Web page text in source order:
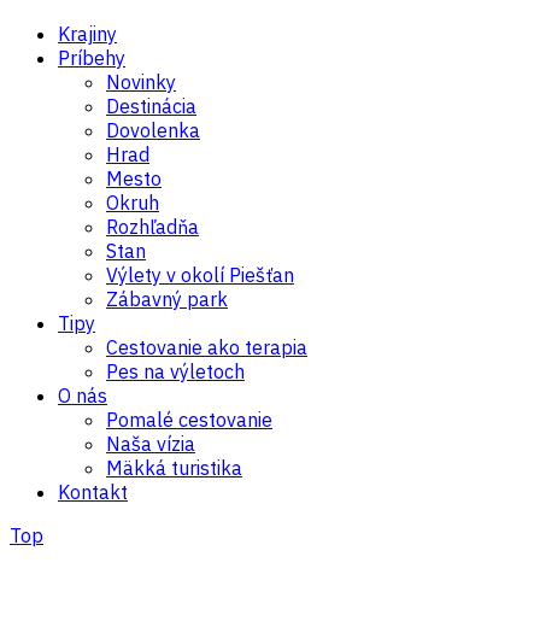
Krajiny
Príbehy
Novinky
Destinácia
Dovolenka
Hrad
Mesto
Okruh
Rozhľadňa
Stan
Výlety v okolí Piešťan
Zábavný park
Tipy
Cestovanie ako terapia
Pes na výletoch
O nás
Pomalé cestovanie
Naša vízia
Mäkká turistika
Kontakt
Top